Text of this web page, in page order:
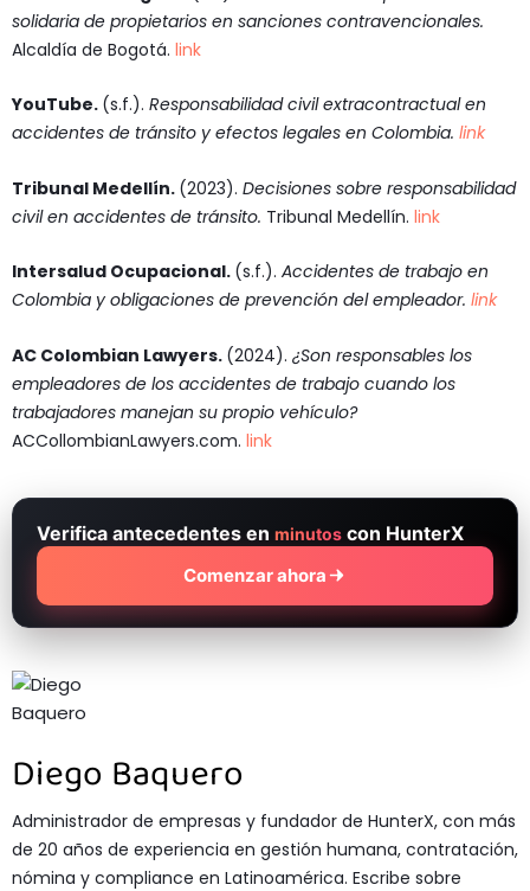
solidaria de propietarios en sanciones contravencionales.
Alcaldía de Bogotá. link
YouTube. (s.f.). Responsabilidad civil extracontractual en
accidentes de tránsito y efectos legales en Colombia. link
Tribunal Medellín. (2023). Decisiones sobre responsabilidad
civil en accidentes de tránsito. Tribunal Medellín. link
Intersalud Ocupacional. (s.f.). Accidentes de trabajo en
Colombia y obligaciones de prevención del empleador. link
AC Colombian Lawyers. (2024). ¿Son responsables los
empleadores de los accidentes de trabajo cuando los
trabajadores manejan su propio vehículo?
ACCollombianLawyers.com. link
Verifica antecedentes en minutos con HunterX
Comenzar ahora
Diego Baquero
Administrador de empresas y fundador de HunterX, con más
de 20 años de experiencia en gestión humana, contratación,
nómina y compliance en Latinoamérica. Escribe sobre